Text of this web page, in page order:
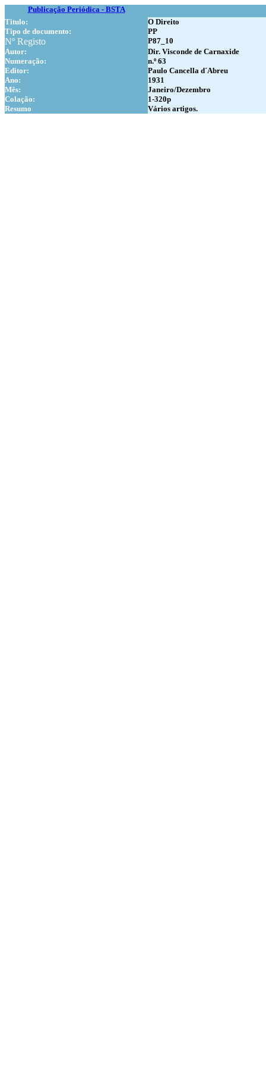
Publicação Periódica - BSTA
Titulo:
O Direito
Tipo de documento:
PP
Nº Registo
P87_10
Autor:
Dir. Visconde de Carnaxide
Numeração:
n.º 63
Editor:
Paulo Cancella d´Abreu
Ano:
1931
Mês:
Janeiro/Dezembro
Colação:
1-320p
Resumo
Vários artigos.